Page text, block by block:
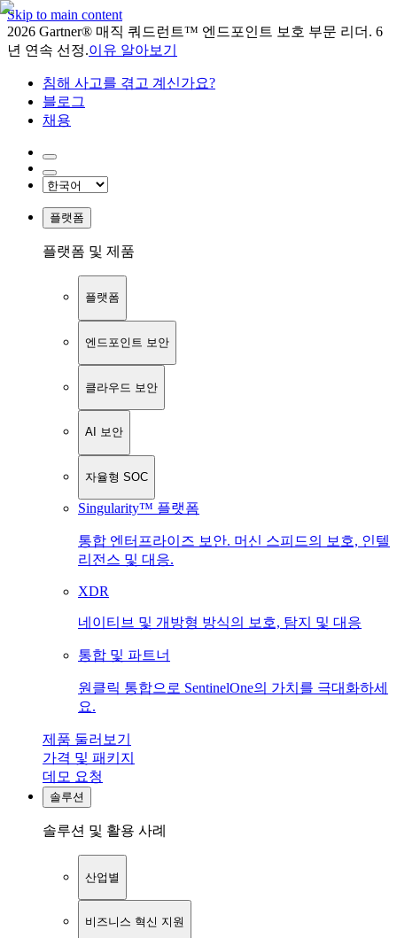
Skip to main content
2026 Gartner® 매직 쿼드런트™ 엔드포인트 보호 부문 리더. 6
년 연속 선정.이유 알아보기
침해 사고를 겪고 계신가요?
블로그
채용
플랫폼
플랫폼 및 제품
플랫폼
엔드포인트 보안
클라우드 보안
AI 보안
자율형 SOC
Singularity™ 플랫폼
통합 엔터프라이즈 보안. 머신 스피드의 보호, 인텔
리전스 및 대응.
XDR
네이티브 및 개방형 방식의 보호, 탐지 및 대응
통합 및 파트너
원클릭 통합으로 SentinelOne의 가치를 극대화하세
요.
제품 둘러보기
가격 및 패키지
데모 요청
솔루션
솔루션 및 활용 사례
산업별
비즈니스 혁신 지원